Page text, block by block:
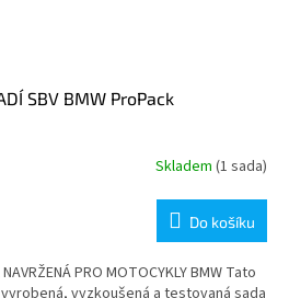
SBV BMW ProPack
Skladem (1 sada)
Do košíku
PRO MOTOCYKLY BMW Tato
vyzkoušená a testovaná sada